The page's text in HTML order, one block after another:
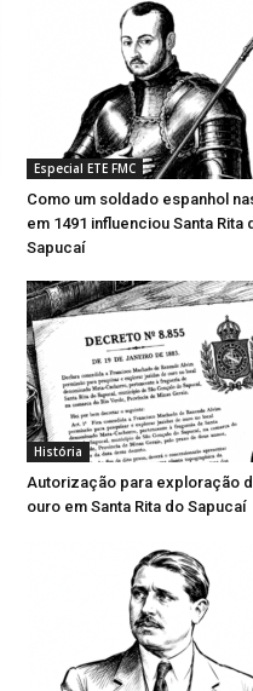
Especial ETE FMC
Como um soldado espanhol
em 1491 influenciou Santa Rita
Sapucaí
História
Autorização para exploração
ouro em Santa Rita do Sapucaí